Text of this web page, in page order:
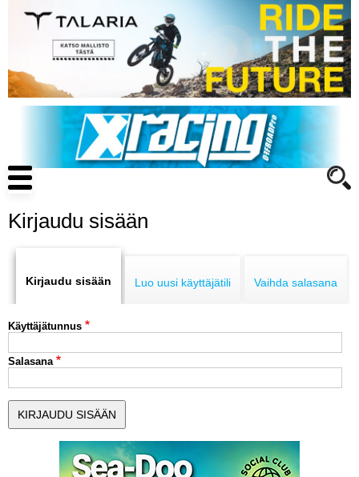
pääsisältöön
Main
navigation
ENDURO
LUE DIGILEHDET
Kirjaudu sisään
tabs
Kirjaudu sisään Luo uusi käyttäjätili Vaihda salasana
Käyttäjätunnus
Salasana